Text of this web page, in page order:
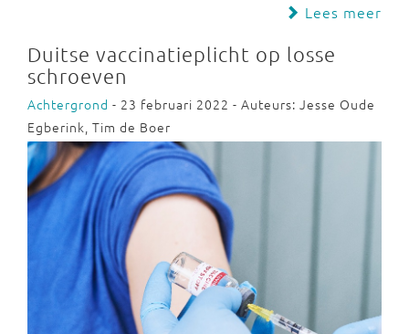
Lees meer
Duitse vaccinatieplicht op losse
schroeven
Achtergrond - 23 februari 2022 - Auteurs: Jesse Oude
Egberink, Tim de Boer